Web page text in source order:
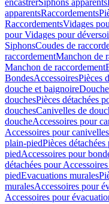
encastrerSiphons apparents
apparentsRaccordements
RaccordementsVidages
pour Vidages pour
SiphonsCoudes de
raccordementManchon de
Manchon de raccordement
BondesAccessoiresPièces
douche et baignoire
douchesPièces détachées
douchesCanivelles de
doucheAccessoires pour
Accessoires pour
plain-piedPièces
piedAccessoires pour
détachées pour
piedEvacuations murales
muralesAccessoires pour
Accessoires pour